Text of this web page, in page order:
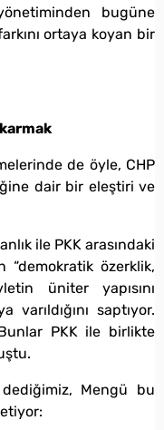
bugüne
ortaya koyan bir
de öyle, CHP
dair bir eleştiri ve
ile PKK arasındaki
“demokratik özerklik,
üniter yapısını
saptıyor.
PKK ile birlikte
Mengü bu